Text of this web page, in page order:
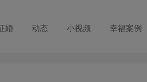
婚 动态 小视频 幸福案例